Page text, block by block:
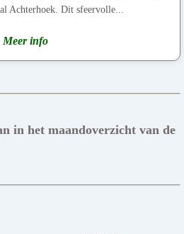
Achterhoek. Dit sfeervolle...
Meer info
in het maandoverzicht van de